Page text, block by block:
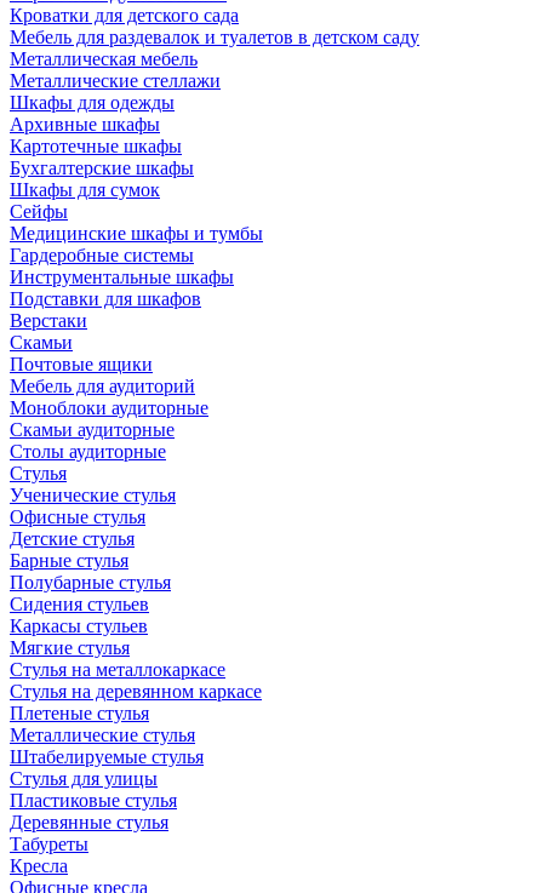
Кроватки для детского сада
Мебель для раздевалок и туалетов в детском саду
Металлическая мебель
Металлические стеллажи
Шкафы для одежды
Архивные шкафы
Картотечные шкафы
Бухгалтерские шкафы
Шкафы для сумок
Сейфы
Медицинские шкафы и тумбы
Гардеробные системы
Инструментальные шкафы
Подставки для шкафов
Верстаки
Скамьи
Почтовые ящики
Мебель для аудиторий
Моноблоки аудиторные
Скамьи аудиторные
Столы аудиторные
Стулья
Ученические стулья
Офисные стулья
Детские стулья
Барные стулья
Полубарные стулья
Сидения стульев
Каркасы стульев
Мягкие стулья
Стулья на металлокаркасе
Стулья на деревянном каркасе
Плетеные стулья
Металлические стулья
Штабелируемые стулья
Стулья для улицы
Пластиковые стулья
Деревянные стулья
Табуреты
Кресла
Офисные кресла